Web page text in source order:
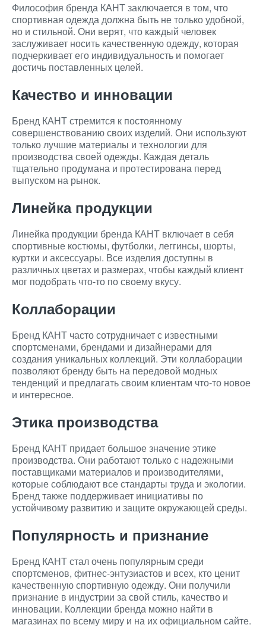
Философия бренда КАНТ заключается в том, что
спортивная одежда должна быть не только удобной,
но и стильной. Они верят, что каждый человек
заслуживает носить качественную одежду, которая
подчеркивает его индивидуальность и помогает
достичь поставленных целей.
Качество и инновации
Бренд КАНТ стремится к постоянному
совершенствованию своих изделий. Они используют
только лучшие материалы и технологии для
производства своей одежды. Каждая деталь
тщательно продумана и протестирована перед
выпуском на рынок.
Линейка продукции
Линейка продукции бренда КАНТ включает в себя
спортивные костюмы, футболки, леггинсы, шорты,
куртки и аксессуары. Все изделия доступны в
различных цветах и размерах, чтобы каждый клиент
мог подобрать что-то по своему вкусу.
Коллаборации
Бренд КАНТ часто сотрудничает с известными
спортсменами, брендами и дизайнерами для
создания уникальных коллекций. Эти коллаборации
позволяют бренду быть на передовой модных
тенденций и предлагать своим клиентам что-то новое
и интересное.
Этика производства
Бренд КАНТ придает большое значение этике
производства. Они работают только с надежными
поставщиками материалов и производителями,
которые соблюдают все стандарты труда и экологии.
Бренд также поддерживает инициативы по
устойчивому развитию и защите окружающей среды.
Популярность и признание
Бренд КАНТ стал очень популярным среди
спортсменов, фитнес-энтузиастов и всех, кто ценит
качественную спортивную одежду. Они получили
признание в индустрии за свой стиль, качество и
инновации. Коллекции бренда можно найти в
магазинах по всему миру и на их официальном сайте.